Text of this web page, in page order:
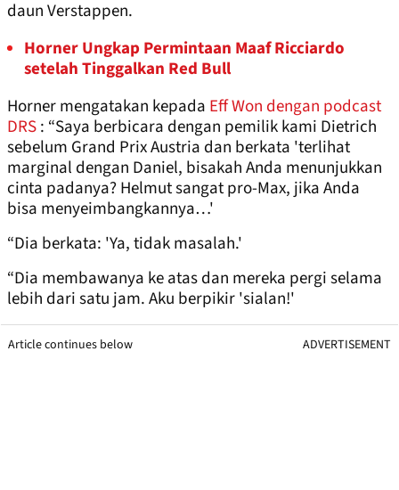
daun Verstappen.
Horner Ungkap Permintaan Maaf Ricciardo
setelah Tinggalkan Red Bull
Horner mengatakan kepada Eff Won dengan podcast
DRS: “Saya berbicara dengan pemilik kami Dietrich
sebelum Grand Prix Austria dan berkata 'terlihat
marginal dengan Daniel, bisakah Anda menunjukkan
cinta padanya? Helmut sangat pro-Max, jika Anda
bisa menyeimbangkannya…'
“Dia berkata: 'Ya, tidak masalah.'
“Dia membawanya ke atas dan mereka pergi selama
lebih dari satu jam. Aku berpikir 'sialan!'
Article continues below ADVERTISEMENT